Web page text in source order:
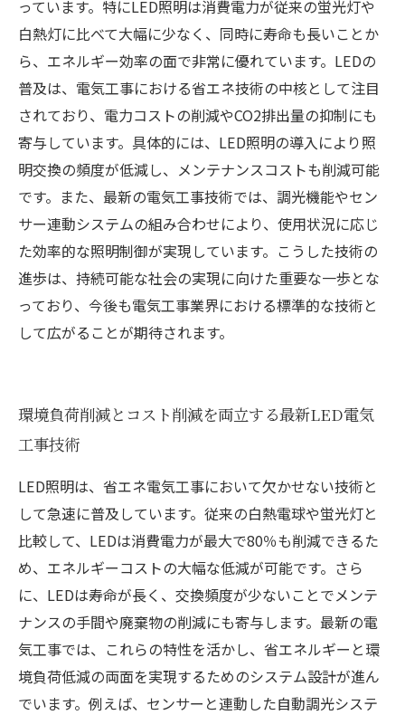
っています。特にLED照明は消費電力が従来の蛍光灯や
白熱灯に比べて大幅に少なく、同時に寿命も長いことか
ら、エネルギー効率の面で非常に優れています。LEDの
普及は、電気工事における省エネ技術の中核として注目
されており、電力コストの削減やCO2排出量の抑制にも
寄与しています。具体的には、LED照明の導入により照
明交換の頻度が低減し、メンテナンスコストも削減可能
です。また、最新の電気工事技術では、調光機能やセン
サー連動システムの組み合わせにより、使用状況に応じ
た効率的な照明制御が実現しています。こうした技術の
進歩は、持続可能な社会の実現に向けた重要な一歩とな
っており、今後も電気工事業界における標準的な技術と
して広がることが期待されます。
環境負荷削減とコスト削減を両立する最新LED電気
工事技術
LED照明は、省エネ電気工事において欠かせない技術と
して急速に普及しています。従来の白熱電球や蛍光灯と
比較して、LEDは消費電力が最大で80％も削減できるた
め、エネルギーコストの大幅な低減が可能です。さら
に、LEDは寿命が長く、交換頻度が少ないことでメンテ
ナンスの手間や廃棄物の削減にも寄与します。最新の電
気工事では、これらの特性を活かし、省エネルギーと環
境負荷低減の両面を実現するためのシステム設計が進ん
でいます。例えば、センサーと連動した自動調光システ